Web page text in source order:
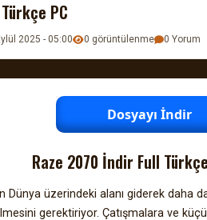
PC
2025 - 05:00 0 görüntülenme 0 Yorum
Dosyayı İndir
Raze 2070 İndir Full
Dünya üzerindeki alanı giderek daha
gerektiriyor. Çatışmalara ve